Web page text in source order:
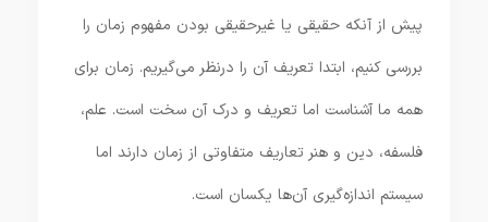
پیش از آنکه حقیقی یا غیرحقیقی بودن مفهوم زمان را
بررسی کنیم، ابتدا تعریف آن را درنظر می‌گیریم. زمان برای
همه ما آشناست اما تعریف و درک آن سخت است. علم،
فلسفه، دین و هنر تعاریف متفاوتی از زمان دارند اما
سیستم اندازه‌گیری آن‌ها یکسان است.